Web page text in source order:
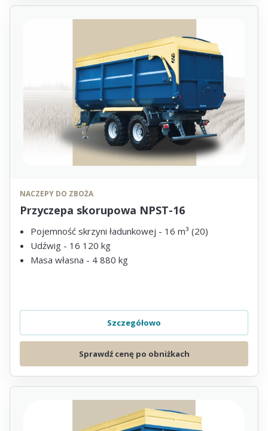
NACZEPY DO ZBOŻA
Przyczepa skorupowa NPST-16
Pojemność skrzyni ładunkowej - 16 m³ (20)
Udźwig - 16 120 kg
Masa własna - 4 880 kg
Szczegółowo
Sprawdź cenę po obniżkach